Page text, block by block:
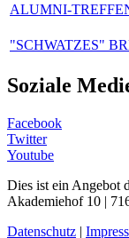
ALUMNI-
"SCHWATZES"
Soziale
Facebook
Twitter
Youtube
Dies ist ein Angebot
Akademiehof 10 |
Datenschutz |